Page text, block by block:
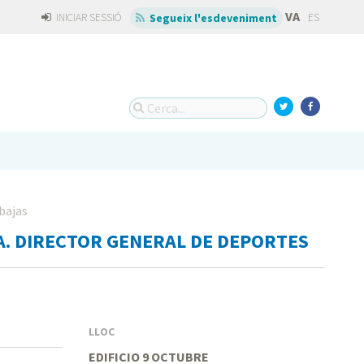
INICIAR SESSIÓ Segueix l'esdeveniment VA ES
DIRECTOR GENERAL DE DEPORTES
LLOC
EDIFICIO 9 OCTUBRE